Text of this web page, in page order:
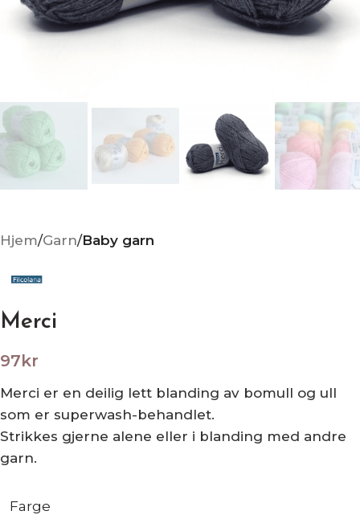
Hjem Garn Baby garn
Merci
97kr
Merci er en deilig lett blanding av bomull og ull
som er superwash-behandlet.
Strikkes gjerne alene eller i blanding med andre
garn.
Farge